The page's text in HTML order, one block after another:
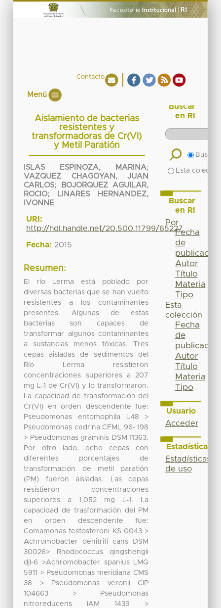
Contacto
Menú
Aislamiento de bacterias
resistentes y
transformadoras de Cr(VI)
y Metil Paratión
ISLAS ESPINOZA, MARINA;
VAZQUEZ CHAGOYAN, JUAN
CARLOS;
BOJORQUEZ AGUILAR,
ROCIO;
LINARES HERNANDEZ,
IVONNE
URI:
http://hdl.handle.net/20.500.11799/65227
Fecha: 2015
Resumen:
El río Lerma está poblado por
diversas bacterias que se han vuelto
resistentes a los contaminantes
presentes. Algunas de estas
bacterias son capaces de
transformar algunos contaminantes
a sustancias menos tóxicas. Tres
cepas aisladas de sedimentos del
Río Lerma resistieron
concentraciones superiores a 207
mg L-1 de Cr(VI) y lo transformaron.
La capacidad de transformación del
Cr(VI) en orden descendente fue:
Pseudomonas entomophila L48 >
Pseudomonas cedrina CFML 96- 198
> Pseudomonas graminis DSM 11363.
Por otro lado, ocho cepas con
diferentes porcentajes de
transformación de metil paratión
(PM) fueron aisladas. Las cepas
resistieron concentraciones
superiores a 1,052 mg L-1. La
capacidad de trasformación del PM
en orden descendente fue:
Comamonas testosteroni KS 0043 >
Achromobacter denitrifi cans DSM
30026> Rhodococcus qingshengii
djl-6 >Achromobacter spanius LMG
5911 > Pseudomonas meridiana CMS
38 > Pseudomonas veronii CIP
104663 > Pseudomonas
nitroreducens IAM 1439 >
Buscar
en RI
Buscar
Esta
Buscar
en RI
Por
Fecha
de
publicación
Autor
Título
Materia
Tipo
Esta
colección
Fecha
de
publicación
Autor
Título
Materia
Tipo
Usuario
Acceder
Estadísticas
Estadísticas
de uso